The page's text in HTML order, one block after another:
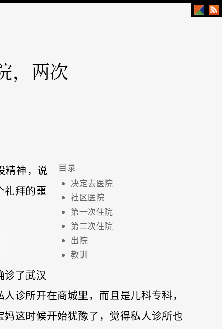
，两次
决定去医院
社区医院
第一次住院
第二次住院
出院
教训
精神，说
礼拜的噩
诊了武汉
诊所开在商城里，而且是儿科专科，
这时候开始犹豫了，觉得私人诊所也